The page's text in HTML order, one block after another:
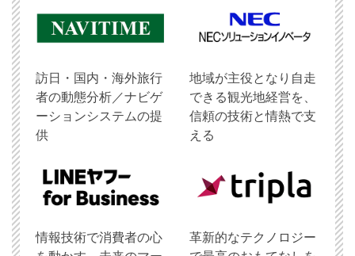
訪日・国内・海外旅行
者の動態分析／ナビゲ
ーションシステムの提
供
地域が主役となり自走
できる観光地経営を、
信頼の技術と情熱で支
える
情報技術で消費者の心
革新的なテクノロジー